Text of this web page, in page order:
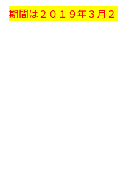
期間は２０１９年３月２